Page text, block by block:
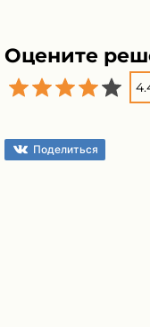
Оцените
Поделиться